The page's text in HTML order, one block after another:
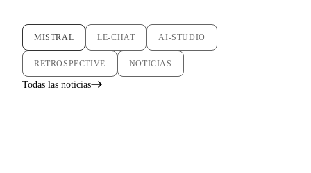
MISTRAL LE-CHAT AI-STUDIO
RETROSPECTIVE NOTICIAS
Todas las noticias